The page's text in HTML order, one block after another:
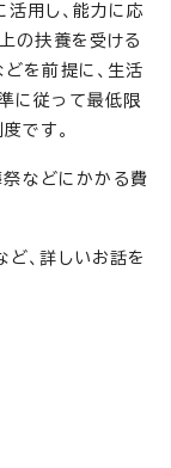
用し、能力に応
の扶養を受ける
を前提に、生活
に従って最低限
です。
祭などにかかる費
、詳しいお話を